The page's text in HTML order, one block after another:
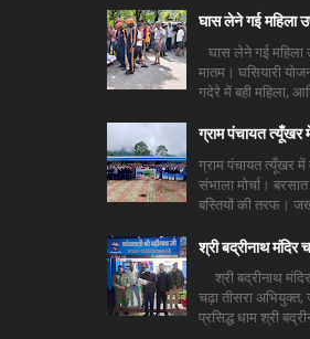
घास लेने गई महिला
घास लेने गई महिला
मातम। घसियारी
गदेरे में बही महिला,
ग्राम पंचायत
ग्राम पंचायत त्यूँखर
संभाला मोर्चा।
बस्तियों की तरफ।
श्री बद्रीनाथ मंदिर
श्री बद्रीनाथ
चढ़ा तीसरा अभियुक्त,
प्रसिद्ध धाम श्री